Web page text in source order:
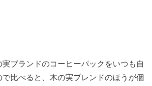
実ブランドのコーヒーパックをいつも自
比べると、木の実ブレンドのほうが個